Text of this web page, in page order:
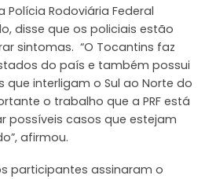
Rodoviária Federal
disse que os policiais estão
sintomas. “O Tocantins faz
do país e também possui
interligam o Sul ao Norte do
o trabalho que a PRF está
possíveis casos que estejam
afirmou.
participantes assinaram o